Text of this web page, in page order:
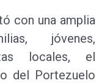
con una amplia
jóvenes,
locales, el
del Portezuelo